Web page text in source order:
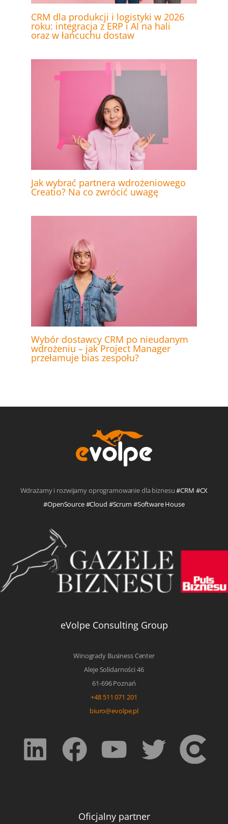
CRM dla produkcji i logistyki w 2026
roku: integracja z ERP i AI na hali
oraz w łańcuchu dostaw
Jak wybrać partnera wdrożeniowego
Creatio? Na co zwrócić uwagę
Wybór dostawcy CRM po nieudanym
wdrożeniu – jak Project Manager
przełamuje bias zespołu?
Wdrażamy i rozwijamy oprogramowanie dla biznesu#CRM #CX
#OpenSource #Cloud #Scrum #Software House
eVolpe Consulting Group
Winogrady Business Center
Aleje Solidarności 46
61-696 Poznań
+48 511 071 201
biuro@evolpe.pl
Oficjalny partner